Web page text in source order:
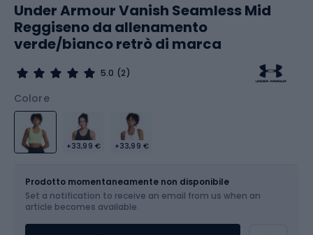
Under Armour Vanish Seamless Mid
Reggiseno da allenamento
verde/bianco retrò di marca
5.0 (2)
Colore
+33,99 € +33,99 €
Scegli un'opzione...
Prodotto momentaneamente non disponibile
Set a notification to receive an email from us when an
article becomes available.